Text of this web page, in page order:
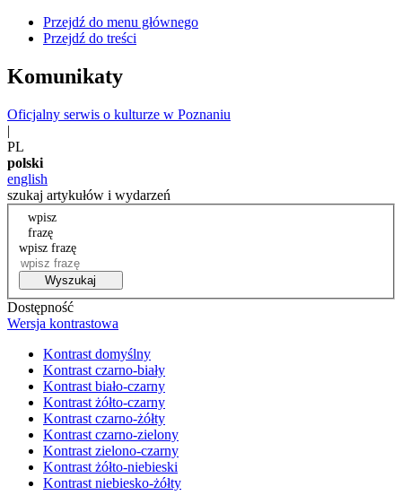
Przejdź do menu głównego
Przejdź do treści
Komunikaty
Oficjalny serwis o kulturze w Poznaniu
|
PL
polski
english
szukaj artykułów i wydarzeń
wpisz
frazę
wpisz frazę
Wyszukaj
Dostępność
Wersja kontrastowa
Kontrast domyślny
Kontrast czarno-biały
Kontrast biało-czarny
Kontrast żółto-czarny
Kontrast czarno-żółty
Kontrast czarno-zielony
Kontrast zielono-czarny
Kontrast żółto-niebieski
Kontrast niebiesko-żółty